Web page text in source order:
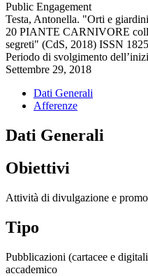
Public Engagement
Testa, Antonella. "Orti e
20 PIANTE CARNIVORE coll
segreti" (CdS, 2018) ISSN
Periodo di svolgimento
Settembre 29, 2018
Dati Generali
Afferenze
Dati Generali
Obiettivi
Attività di divulgazione e
Tipo
Pubblicazioni (cartacee e
accademico